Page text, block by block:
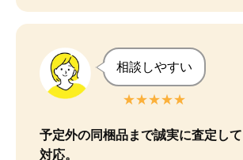
相談しやすい
★★★★★
予定外の同梱品まで誠実に査定し
対応。